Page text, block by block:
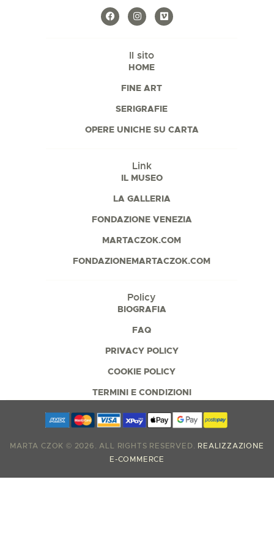
Il sito
HOME
FINE ART
SERIGRAFIE
OPERE UNICHE SU CARTA
Link
IL MUSEO
LA GALLERIA
FONDAZIONE VENEZIA
MARTACZOK.COM
FONDAZIONEMARTACZOK.COM
Policy
BIOGRAFIA
FAQ
PRIVACY POLICY
COOKIE POLICY
TERMINI E CONDIZIONI
MARTA CZOK © 2026. ALL RIGHTS RESERVED. REALIZZAZIONE
E-COMMERCE